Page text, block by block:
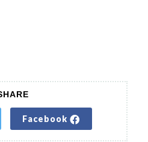
Facebook